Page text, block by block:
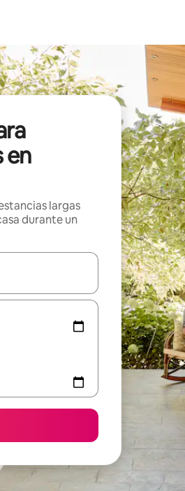
en
largas
durante un
podrás navegar usando las